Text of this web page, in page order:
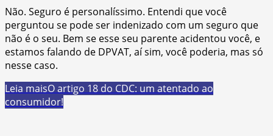
Não. Seguro é personalíssimo. Entendi que você
perguntou se pode ser indenizado com um seguro que
não é o seu. Bem se esse seu parente acidentou você, e
estamos falando de DPVAT, aí sim, você poderia, mas só
nesse caso.
Leia maisO artigo 18 do CDC: um atentado ao
consumidor!